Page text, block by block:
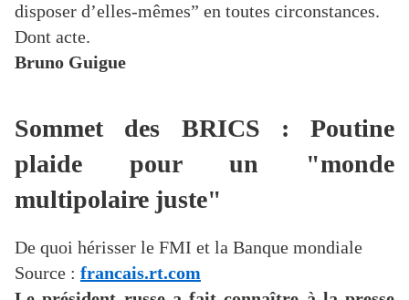
disposer d’elles-mêmes” en toutes circonstances.
Dont acte.
Bruno Guigue
Sommet des BRICS : Poutine
plaide pour un "monde
multipolaire juste"
De quoi hérisser le FMI et la Banque mondiale
Source : francais.rt.com